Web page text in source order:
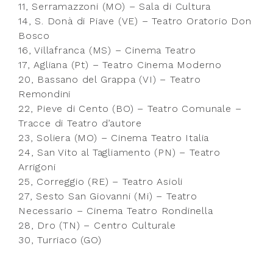
11, Serramazzoni (MO) – Sala di Cultura
14, S. Donà di Piave (VE) – Teatro Oratorio Don
Bosco
16, Villafranca (MS) – Cinema Teatro
17, Agliana (Pt) – Teatro Cinema Moderno
20, Bassano del Grappa (VI) – Teatro
Remondini
22, Pieve di Cento (BO) – Teatro Comunale –
Tracce di Teatro d’autore
23, Soliera (MO) – Cinema Teatro Italia
24, San Vito al Tagliamento (PN) – Teatro
Arrigoni
25, Correggio (RE) – Teatro Asioli
27, Sesto San Giovanni (Mi) – Teatro
Necessario – Cinema Teatro Rondinella
28, Dro (TN) – Centro Culturale
30, Turriaco (GO)